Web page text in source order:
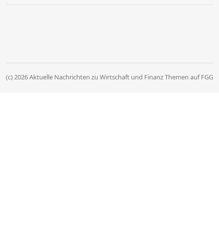
(c) 2026 Aktuelle Nachrichten zu Wirtschaft und Finanz Themen auf FGG